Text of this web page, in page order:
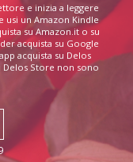
e inizia a leggere
usi un Amazon Kindle
su Amazon.it o su
acquista su Google
acquista su Delos
Delos Store non sono